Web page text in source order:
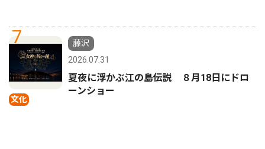
7
文化
藤沢
2026.07.31
夏夜に浮かぶ江の島伝説 ８月18日にドロ
ーンショー